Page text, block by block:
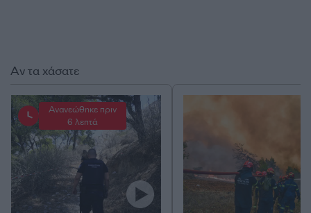
Αν τα χάσατε
Ανανεώθηκε πριν
6 λεπτά